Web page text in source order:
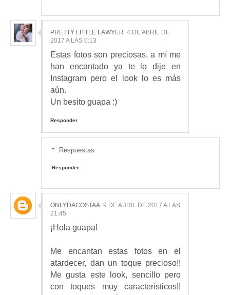
PRETTY LITTLE LAWYER 4 DE ABRIL DE
2017 A LAS 0:13
Estas fotos son preciosas, a mí me
han encantado ya te lo dije en
Instagram pero el look lo es más
aún.
Un besito guapa :)
Responder
Respuestas
Responder
ONLYDACOSTAA 9 DE ABRIL DE 2017 A LAS
21:45
¡Hola guapa!
Me encantan estas fotos en el
atardecer, dan un toque precioso!!
Me gusta este look, sencillo pero
con toques muy característicos!!